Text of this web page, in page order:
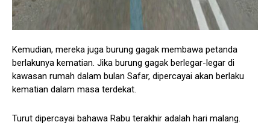
Kemudian, mereka juga burung gagak membawa petanda
berlakunya kematian. Jika burung gagak berlegar-legar di
kawasan rumah dalam bulan Safar, dipercayai akan berlaku
kematian dalam masa terdekat.
Turut dipercayai bahawa Rabu terakhir adalah hari malang.